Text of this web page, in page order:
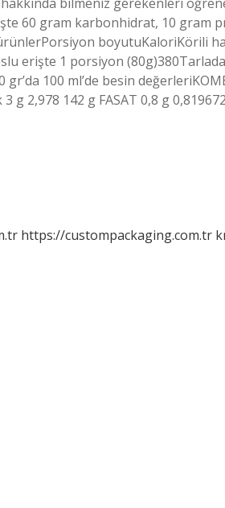
60 gram karbonhidrat, 10 gram
boyutuKaloriKörili
erişte 1 porsiyon
100 ml’de besin
g 2,978 142 g FASAT 0,8 g
https://custompackaging.com.tr